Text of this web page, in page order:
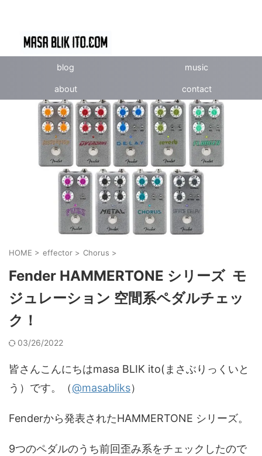
blog music
about contact
HOME > effector > Chorus >
Fender HAMMERTONE シリーズ モ
ジュレーション 空間系ペダルチェッ
ク！
03/26/2022
皆さんこんにちはmasa BLIK ito(まさぶりっくいと
う）です。（@masabliks）
Fenderから発表されたHAMMERTONE シリーズ。
9つのペダルのうち前回歪み系をチェックしたので